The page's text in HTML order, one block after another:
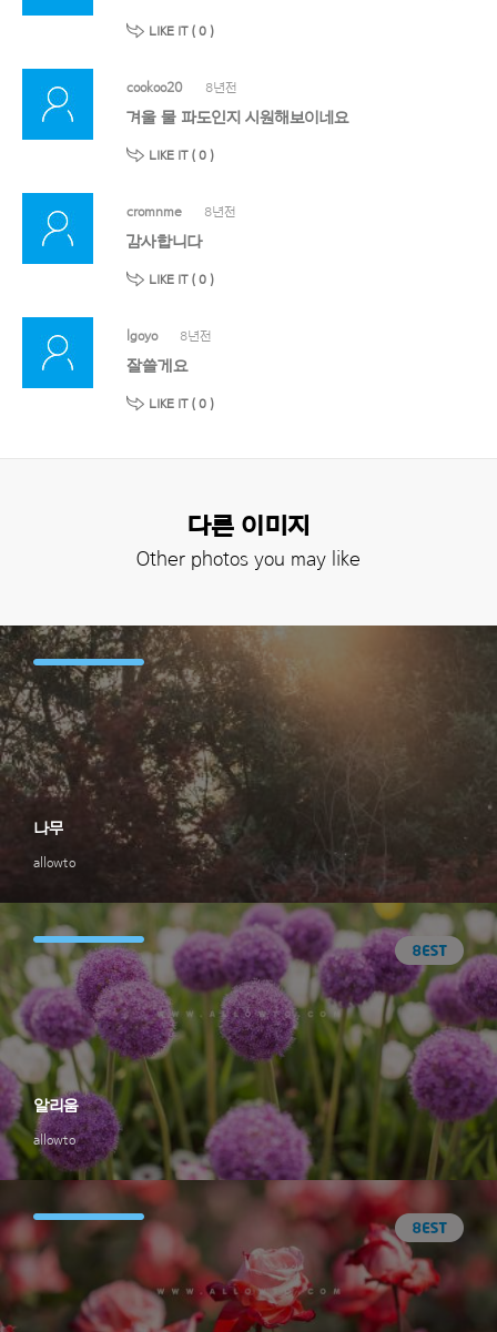
LIKE IT ( 0 )
cookoo20 8년전
겨울 물 파도인지 시원해보이네요
LIKE IT ( 0 )
cromnme 8년전
감사합니다
LIKE IT ( 0 )
lgoyo 8년전
잘쓸게요
LIKE IT ( 0 )
다른 이미지
Other photos you may like
allowto
나무
allowto
알리움